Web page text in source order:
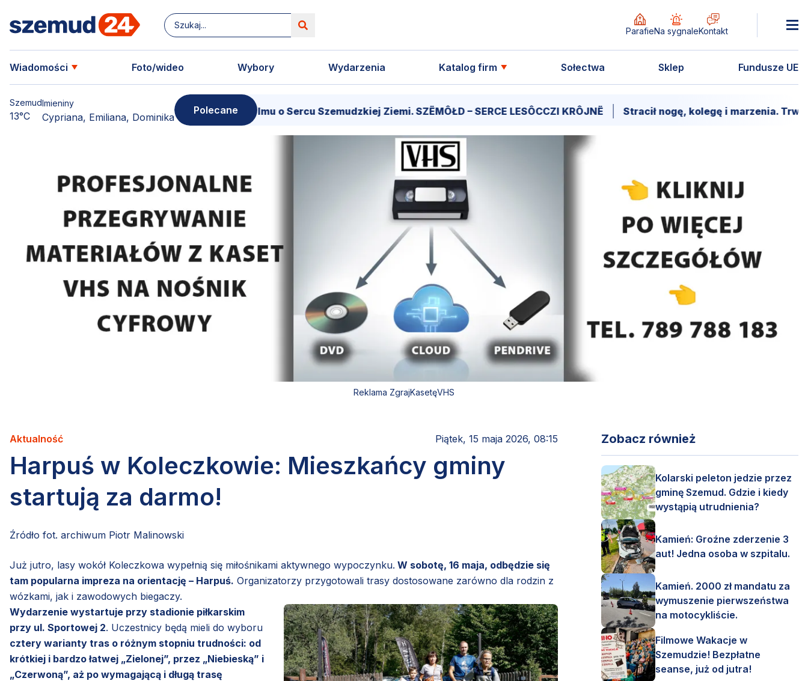
ParafieNa sygnaleKontakt
Wiadomości Foto/wideo Wybory Wydarzenia Katalog firm Sołectwa Sklep Fundusze UE
Szemud
13°C
Imieniny
Cypriana, Emiliana, Dominika
Polecane
kopię! 15 marca - Premiera filmu o Sercu Szemudzkiej Ziemi. SZËMÔŁD – SERCE LESÔCCZI KRÔJNË Stracił nogę, kolegę i marzenia. Trwa walka o
Reklama ZgrajKasetęVHS
Aktualność Piątek, 15 maja 2026, 08:15
Harpuś w Koleczkowie: Mieszkańcy gminy
startują za darmo!
Źródło fot. archiwum Piotr Malinowski
Już jutro, lasy wokół Koleczkowa wypełnią się miłośnikami aktywnego wypoczynku. W sobotę, 16 maja, odbędzie się
tam popularna impreza na orientację – Harpuś. Organizatorzy przygotowali trasy dostosowane zarówno dla rodzin z
wózkami, jak i zawodowych biegaczy.
Wydarzenie wystartuje przy stadionie piłkarskim
przy ul. Sportowej 2. Uczestnicy będą mieli do wyboru
cztery warianty tras o różnym stopniu trudności: od
krótkiej i bardzo łatwej „Zielonej”, przez „Niebieską” i
„Czerwoną”, aż po wymagającą i długą trasę
Zobacz również
Kolarski peleton jedzie przez
gminę Szemud. Gdzie i kiedy
wystąpią utrudnienia?
Kamień: Groźne zderzenie 3
aut! Jedna osoba w szpitalu.
Kamień. 2000 zł mandatu za
wymuszenie pierwszeństwa
na motocykliście.
Filmowe Wakacje w
Szemudzie! Bezpłatne
seanse, już od jutra!